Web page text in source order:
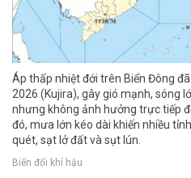
Áp thấp nhiệt đới trên Biển Đông
2026 (Kujira), gây gió mạnh, sóng
nhưng không ảnh hưởng trực tiếp
đó, mưa lớn kéo dài khiến nhiều
quét, sạt lở đất và sụt lún.
Biến đổi khí hậu